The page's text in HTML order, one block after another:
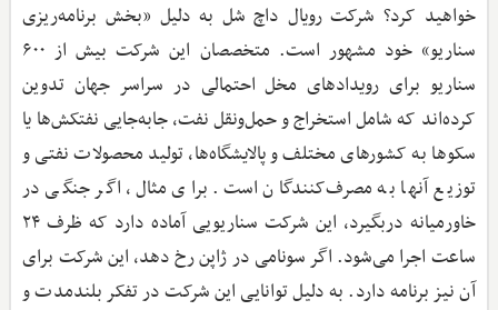
خواهید کرد؟ شرکت رویال داچ شل به دلیل «بخش برنامه‌ریزی
سناریو» خود مشهور است. متخصصان این شرکت بیش از ۶۰۰
سناریو برای رویدادهای مخل احتمالی در سراسر جهان تدوین
کرده‌اند که شامل استخراج و حمل‌ونقل نفت، جابه‌جایی نفتکش‌ها یا
سکوها به کشورهای مختلف و پالایشگاه‌ها، تولید محصولات نفتی و
توزیع آنها به مصرف‌کنندگان است. برای مثال، اگر جنگی در
خاورمیانه دربگیرد، این شرکت سناریویی آماده دارد که ظرف ۲۴
ساعت اجرا می‌شود. اگر سونامی در ژاپن رخ دهد، این شرکت برای
آن نیز برنامه‌ دارد. به دلیل توانایی این شرکت در تفکر بلندمدت و